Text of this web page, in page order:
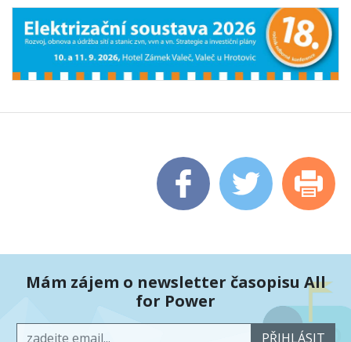
Mám zájem o newsletter časopisu All
for Power
PŘIHLÁSIT